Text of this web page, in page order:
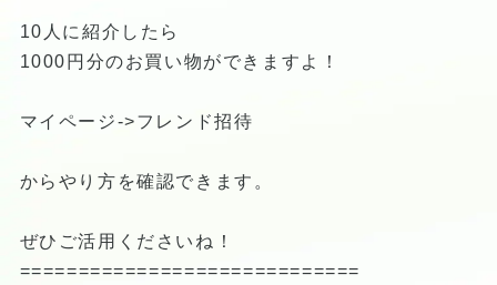
10人に紹介したら
1000円分のお買い物ができますよ！
マイページ->フレンド招待
からやり方を確認できます。
ぜひご活用くださいね！
=============================